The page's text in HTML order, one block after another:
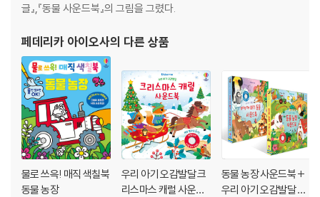
글』,『동물 사운드북』의 그림을 그렸다.
페데리카 아이오사의 다른 상품
물로 쓰윽! 매직 색칠북
동물 농장
우리 아기 오감발달 크
리스마스 캐럴 사운드
동물 농장 사운드북 +
우리 아기 오감발달 엄